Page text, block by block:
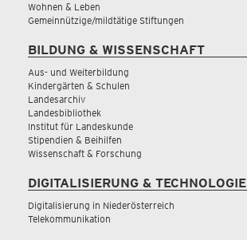
Wohnen & Leben
Gemeinnützige/mildtätige Stiftungen
BILDUNG & WISSENSCHAFT
Aus- und Weiterbildung
Kindergärten & Schulen
Landesarchiv
Landesbibliothek
Institut für Landeskunde
Stipendien & Beihilfen
Wissenschaft & Forschung
DIGITALISIERUNG & TECHNOLOGIE
Digitalisierung in Niederösterreich
Telekommunikation